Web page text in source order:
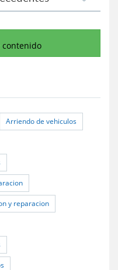
contenido
Arriendo de vehiculos
y reparacion